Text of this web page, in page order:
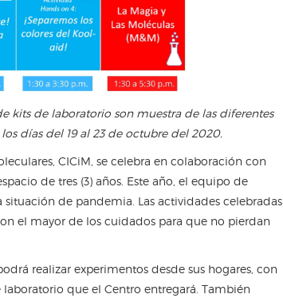
kits de laboratorio son muestra de las diferentes
días del 19 al 23 de octubre del 2020.
CICiM, se celebra en colaboración con
de tres (3) años. Este año, el equipo de
de pandemia. Las actividades celebradas
el mayor de los cuidados para que no pierdan
realizar experimentos desde sus hogares, con
que el Centro entregará. También